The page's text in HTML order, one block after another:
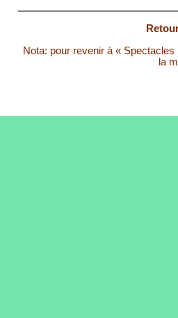
Nota: pour revenir à «
la